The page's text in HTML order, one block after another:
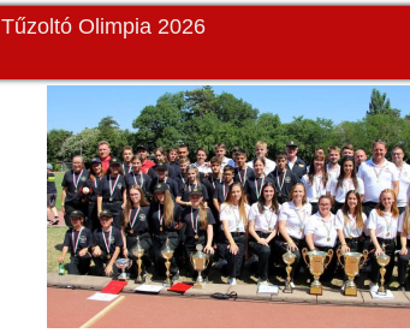
Tűzoltó Olimpia 2026